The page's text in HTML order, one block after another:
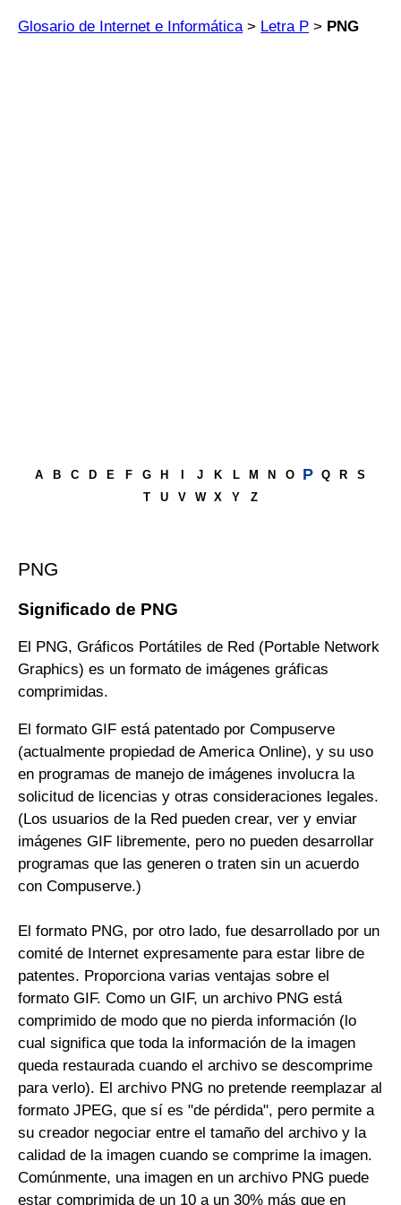
Glosario de Internet e Informática> Letra P > PNG
A B C D E F G H J K L M N O P Q R
S
T
U V W X Y Z
PNG
Significado de PNG
El PNG, Gráficos Portátiles de Red (Portable Network
Graphics) es un formato de imágenes gráficas
comprimidas.
El formato GIF está patentado por Compuserve
(actualmente propiedad de America Online), y su uso
en programas de manejo de imágenes involucra la
solicitud de licencias y otras consideraciones legales.
(Los usuarios de la Red pueden crear, ver y enviar
imágenes GIF libremente, pero no pueden desarrollar
programas que las generen o traten sin un acuerdo
con Compuserve.)
El formato PNG, por otro lado, fue desarrollado por un
comité de Internet expresamente para estar libre de
patentes. Proporciona varias ventajas sobre el
formato GIF. Como un GIF, un archivo PNG está
comprimido de modo que no pierda información (lo
cual significa que toda la información de la imagen
queda restaurada cuando el archivo se descomprime
para verlo). El archivo PNG no pretende reemplazar al
formato JPEG, que sí es "de pérdida", pero permite a
su creador negociar entre el tamaño del archivo y la
calidad de la imagen cuando se comprime la imagen.
Comúnmente, una imagen en un archivo PNG puede
estar comprimida de un 10 a un 30% más que en